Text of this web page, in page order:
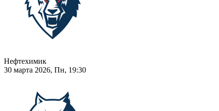
Нефтехимик
30 марта 2026, Пн, 19:30